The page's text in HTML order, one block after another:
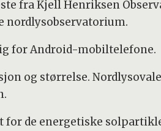
fra Kjell Henriksen
nordlysobservatorium.
for Android-mobiltelefone.
og størrelse.
for de energetiske